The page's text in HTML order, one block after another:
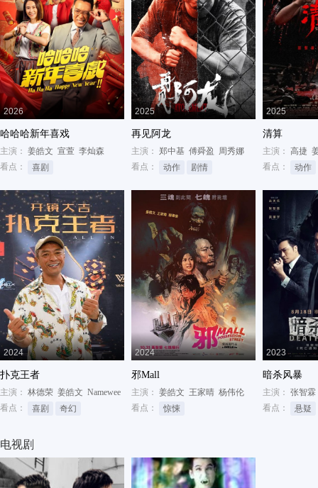
2026
哈哈哈新年喜戏
主演： 姜皓文 宣萱 李灿森
看点：
喜剧
2025
再见阿龙
主演： 郑中基 傅舜盈
周秀娜
看点：
动作 剧情
2025
清算
主演： 高捷
看点：
动作
2024
扑克王者
主演： 林德荣 姜皓文 Namewee
看点：
喜剧 奇幻
2024
邪Mall
主演： 姜皓文 王家晴 杨伟伦
看点：
惊悚
2023
暗杀风暴
主演： 张智霖
看点：
悬疑
电视剧